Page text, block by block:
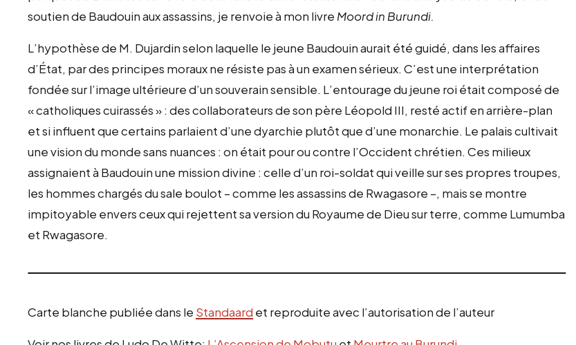
soutien de Baudouin aux assassins, je renvoie à mon livre Moord in Burundi.
L’hypothèse de M. Dujardin selon laquelle le jeune Baudouin aurait été guidé, dans les affaires
d’État, par des principes moraux ne résiste pas à un examen sérieux. C’est une interprétation
fondée sur l’image ultérieure d’un souverain sensible. L’entourage du jeune roi était composé de
« catholiques cuirassés » : des collaborateurs de son père Léopold III, resté actif en arrière-plan
et si influent que certains parlaient d’une dyarchie plutôt que d’une monarchie. Le palais cultivait
une vision du monde sans nuances : on était pour ou contre l’Occident chrétien. Ces milieux
assignaient à Baudouin une mission divine : celle d’un roi-soldat qui veille sur ses propres troupes,
les hommes chargés du sale boulot – comme les assassins de Rwagasore –, mais se montre
impitoyable envers ceux qui rejettent sa version du Royaume de Dieu sur terre, comme Lumumba
et Rwagasore.
Carte blanche publiée dans le Standaard et reproduite avec l’autorisation de l’auteur